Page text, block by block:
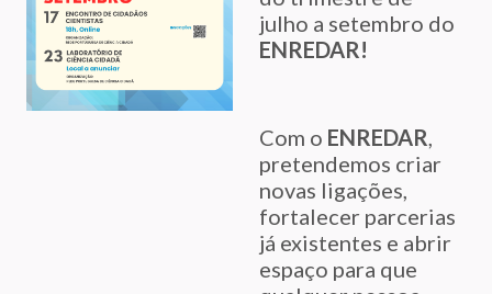
julho a setembro do
ENREDAR!
Com o ENREDAR,
pretendemos criar
novas ligações,
fortalecer parcerias
já existentes e abrir
espaço para que